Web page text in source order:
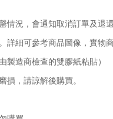
況，會通知取消訂單及退還
細可參考商品圖像，實物
造商檢查的雙膠紙粘貼）
損，請諒解後購買。